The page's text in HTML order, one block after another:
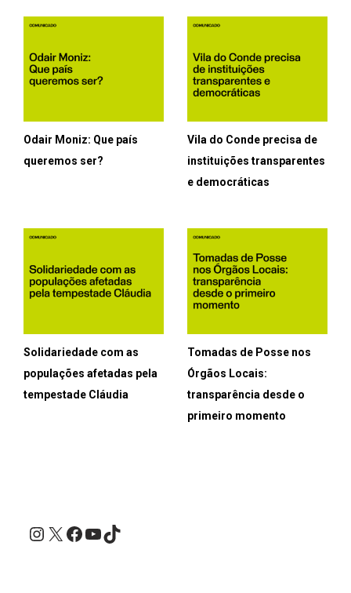
Odair Moniz: Que país
queremos ser?
Vila do Conde precisa de
instituições transparentes
e democráticas
Solidariedade com as
populações afetadas pela
tempestade Cláudia
Tomadas de Posse nos
Órgãos Locais:
transparência desde o
primeiro momento
Instagram
X Facebook
YouTube